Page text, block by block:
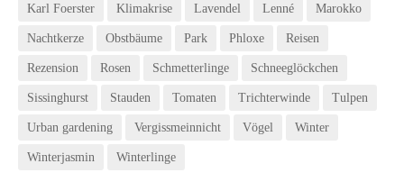
Karl Foerster Klimakrise Lavendel Lenné Marokko
Nachtkerze Obstbäume Park Phloxe Reisen
Rezension Rosen Schmetterlinge Schneeglöckchen
Sissinghurst Stauden Tomaten Trichterwinde Tulpen
Urban gardening Vergissmeinnicht Vögel Winter
Winterjasmin Winterlinge